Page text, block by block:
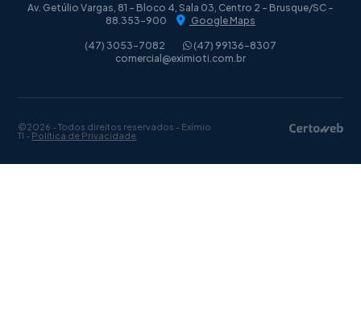
Av. Getúlio Vargas, 81 - Bloco 4, Sala 03, Centro 2 - Brusque/SC -
88.353-900
Google Maps
(47) 3053-7082
(47) 99136-8307
comercial@eximioti.com.br
©2026 - Todos direitos reservados - Exímio
TI - Política de Privacidade